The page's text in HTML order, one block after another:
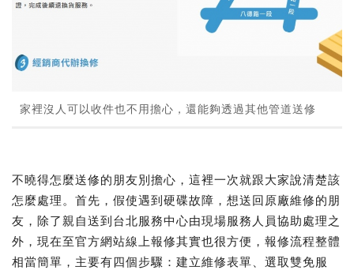
家裡沒人可以收件也不用擔心，還能夠透過其他管道送修
不曉得怎麼送修的朋友別擔心，這裡一次就跟大家說清楚該
怎麼處理。首先，假使遇到硬碟故障，想送回原廠維修的朋
友，除了親自送到台北服務中心由現場服務人員協助處理之
外，現在至官方網站線上報修其實也很方便，報修流程整體
相當簡單，主要有四個步驟：建立維修表單、選取雙免服